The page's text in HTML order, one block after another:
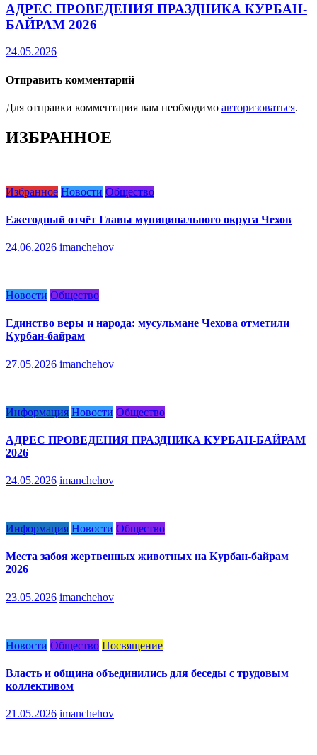
АДРЕС ПРОВЕДЕНИЯ ПРАЗДНИКА КУРБАН-
БАЙРАМ 2026
24.05.2026
Отправить комментарий
Для отправки комментария вам необходимо авторизоваться.
ИЗБРАННОЕ
Избранное Новости Общество
Ежегодный отчёт Главы муниципального округа Чехов
24.06.2026 imanchehov
Новости Общество
Единство веры и народа: мусульмане Чехова отметили
Курбан-байрам
27.05.2026 imanchehov
Информация Новости Общество
АДРЕС ПРОВЕДЕНИЯ ПРАЗДНИКА КУРБАН-БАЙРАМ
2026
24.05.2026 imanchehov
Информация Новости Общество
Места забоя жертвенных животных на Курбан-байрам
2026
23.05.2026 imanchehov
Новости Общество Посвящение
Власть и община объединились для беседы с трудовым
коллективом
21.05.2026 imanchehov